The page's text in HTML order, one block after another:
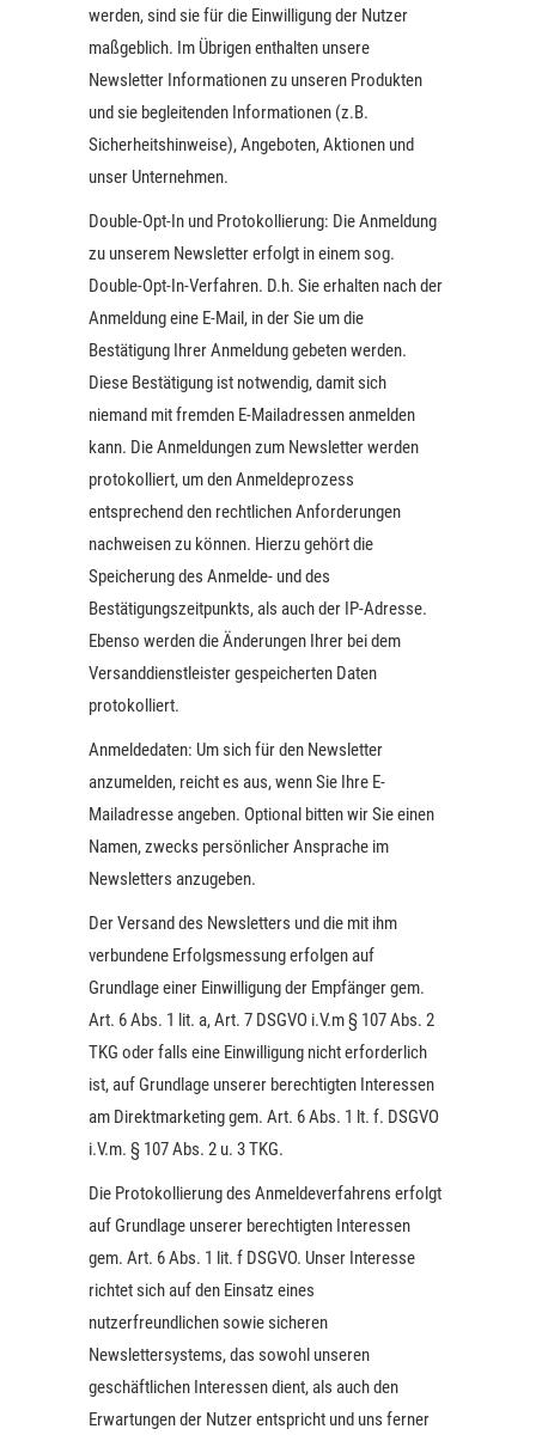
werden, sind sie für die Einwilligung der Nutzer
maßgeblich. Im Übrigen enthalten unsere
Newsletter Informationen zu unseren Produkten
und sie begleitenden Informationen (z.B.
Sicherheitshinweise), Angeboten, Aktionen und
unser Unternehmen.
Double-Opt-In und Protokollierung: Die Anmeldung
zu unserem Newsletter erfolgt in einem sog.
Double-Opt-In-Verfahren. D.h. Sie erhalten nach der
Anmeldung eine E-Mail, in der Sie um die
Bestätigung Ihrer Anmeldung gebeten werden.
Diese Bestätigung ist notwendig, damit sich
niemand mit fremden E-Mailadressen anmelden
kann. Die Anmeldungen zum Newsletter werden
protokolliert, um den Anmeldeprozess
entsprechend den rechtlichen Anforderungen
nachweisen zu können. Hierzu gehört die
Speicherung des Anmelde- und des
Bestätigungszeitpunkts, als auch der IP-Adresse.
Ebenso werden die Änderungen Ihrer bei dem
Versanddienstleister gespeicherten Daten
protokolliert.
Anmeldedaten: Um sich für den Newsletter
anzumelden, reicht es aus, wenn Sie Ihre E-
Mailadresse angeben. Optional bitten wir Sie einen
Namen, zwecks persönlicher Ansprache im
Newsletters anzugeben.
Der Versand des Newsletters und die mit ihm
verbundene Erfolgsmessung erfolgen auf
Grundlage einer Einwilligung der Empfänger gem.
Art. 6 Abs. 1 lit. a, Art. 7 DSGVO i.V.m § 107 Abs. 2
TKG oder falls eine Einwilligung nicht erforderlich
ist, auf Grundlage unserer berechtigten Interessen
am Direktmarketing gem. Art. 6 Abs. 1 lt. f. DSGVO
i.V.m. § 107 Abs. 2 u. 3 TKG.
Die Protokollierung des Anmeldeverfahrens erfolgt
auf Grundlage unserer berechtigten Interessen
gem. Art. 6 Abs. 1 lit. f DSGVO. Unser Interesse
richtet sich auf den Einsatz eines
nutzerfreundlichen sowie sicheren
Newslettersystems, das sowohl unseren
geschäftlichen Interessen dient, als auch den
Erwartungen der Nutzer entspricht und uns ferner